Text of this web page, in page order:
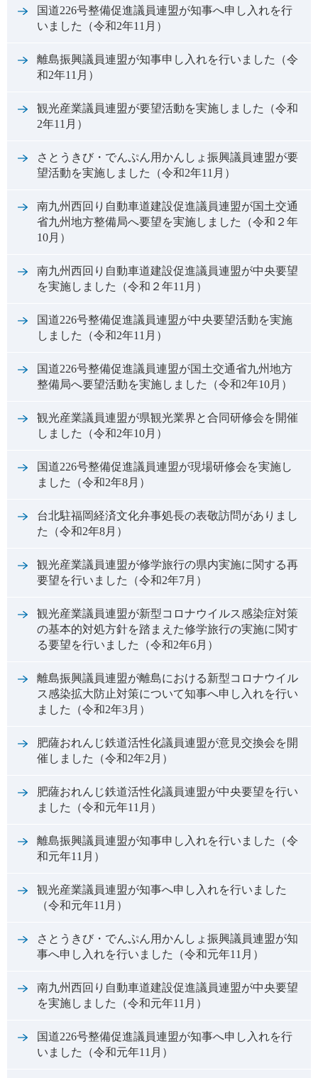
国道226号整備促進議員連盟が知事へ申し入れを行
いました（令和2年11月）
離島振興議員連盟が知事申し入れを行いました（令
和2年11月）
観光産業議員連盟が要望活動を実施しました（令和
2年11月）
さとうきび・でんぷん用かんしょ振興議員連盟が要
望活動を実施しました（令和2年11月）
南九州西回り自動車道建設促進議員連盟が国土交通
省九州地方整備局へ要望を実施しました（令和２年
10月）
南九州西回り自動車道建設促進議員連盟が中央要望
を実施しました（令和２年11月）
国道226号整備促進議員連盟が中央要望活動を実施
しました（令和2年11月）
国道226号整備促進議員連盟が国土交通省九州地方
整備局へ要望活動を実施しました（令和2年10月）
観光産業議員連盟が県観光業界と合同研修会を開催
しました（令和2年10月）
国道226号整備促進議員連盟が現場研修会を実施し
ました（令和2年8月）
台北駐福岡経済文化弁事処長の表敬訪問がありまし
た（令和2年8月）
観光産業議員連盟が修学旅行の県内実施に関する再
要望を行いました（令和2年7月）
観光産業議員連盟が新型コロナウイルス感染症対策
の基本的対処方針を踏まえた修学旅行の実施に関す
る要望を行いました（令和2年6月）
離島振興議員連盟が離島における新型コロナウイル
ス感染拡大防止対策について知事へ申し入れを行い
ました（令和2年3月）
肥薩おれんじ鉄道活性化議員連盟が意見交換会を開
催しました（令和2年2月）
肥薩おれんじ鉄道活性化議員連盟が中央要望を行い
ました（令和元年11月）
離島振興議員連盟が知事申し入れを行いました（令
和元年11月）
観光産業議員連盟が知事へ申し入れを行いました
（令和元年11月）
さとうきび・でんぷん用かんしょ振興議員連盟が知
事へ申し入れを行いました（令和元年11月）
南九州西回り自動車道建設促進議員連盟が中央要望
を実施しました（令和元年11月）
国道226号整備促進議員連盟が知事へ申し入れを行
いました（令和元年11月）